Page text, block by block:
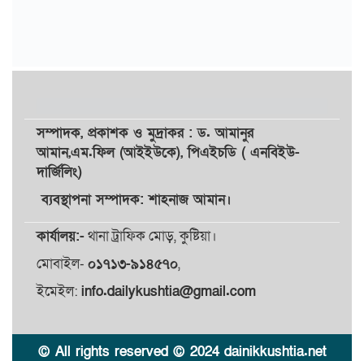
সম্পাদক, প্রকাশকওমুদ্রাকর: ড. আমানুর
আমান,এম.ফিল (আইইউকে), পিএইচডি ( এনবিইউ-
দার্জিলিং)
ব্যবস্থাপনা সম্পাদক: শাহনাজ আমান।
কার্যালয়:-থানা ট্রাফিক মোড়, কুষ্টিয়া।
মোবাইল- ০১৭১৩-৯১৪৫৭০,
ইমেইল: info.dailykushtia@gmail.com
© All rights reserved © 2024 dainikkushtia.net